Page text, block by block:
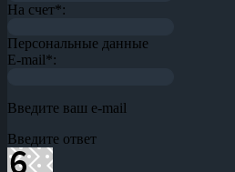
На счет*:
Персональные данные
E-mail*:
Введите ваш e-mail
Введите ответ